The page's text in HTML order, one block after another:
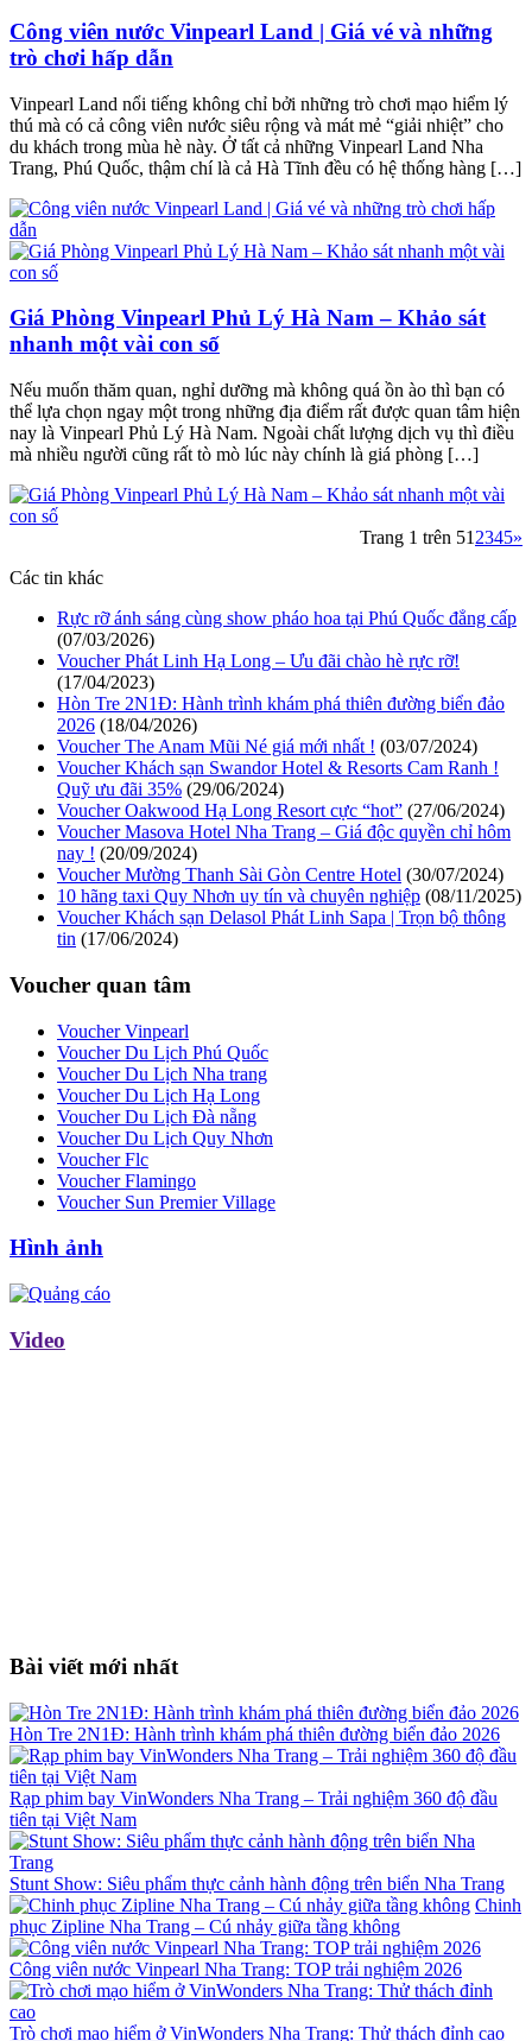
Công viên nước Vinpearl Land | Giá vé và những
trò chơi hấp dẫn
Vinpearl Land nổi tiếng không chỉ bởi những trò chơi mạo hiểm lý
thú mà có cả công viên nước siêu rộng và mát mẻ “giải nhiệt” cho
du khách trong mùa hè này. Ở tất cả những Vinpearl Land Nha
Trang, Phú Quốc, thậm chí là cả Hà Tĩnh đều có hệ thống hàng […]
Giá Phòng Vinpearl Phủ Lý Hà Nam – Khảo sát
nhanh một vài con số
Nếu muốn thăm quan, nghỉ dưỡng mà không quá ồn ào thì bạn có
thể lựa chọn ngay một trong những địa điểm rất được quan tâm hiện
nay là Vinpearl Phủ Lý Hà Nam. Ngoài chất lượng dịch vụ thì điều
mà nhiều người cũng rất tò mò lúc này chính là giá phòng […]
Trang 1 trên 51 2345»
Các tin khác
Rực rỡ ánh sáng cùng show pháo hoa tại Phú Quốc đẳng cấp
(07/03/2026)
Voucher Phát Linh Hạ Long – Ưu đãi chào hè rực rỡ!
(17/04/2023)
Hòn Tre 2N1Đ: Hành trình khám phá thiên đường biển đảo
2026 (18/04/2026)
Voucher The Anam Mũi Né giá mới nhất ! (03/07/2024)
Voucher Khách sạn Swandor Hotel & Resorts Cam Ranh !
Quỹ ưu đãi 35% (29/06/2024)
Voucher Oakwood Hạ Long Resort cực “hot” (27/06/2024)
Voucher Masova Hotel Nha Trang – Giá độc quyền chỉ hôm
nay ! (20/09/2024)
Voucher Mường Thanh Sài Gòn Centre Hotel (30/07/2024)
10 hãng taxi Quy Nhơn uy tín và chuyên nghiệp (08/11/2025)
Voucher Khách sạn Delasol Phát Linh Sapa | Trọn bộ thông
tin (17/06/2024)
Voucher quan tâm
Voucher Vinpearl
Voucher Du Lịch Phú Quốc
Voucher Du Lịch Nha trang
Voucher Du Lịch Hạ Long
Voucher Du Lịch Đà nẵng
Voucher Du Lịch Quy Nhơn
Voucher Flc
Voucher Flamingo
Voucher Sun Premier Village
Hình ảnh
Video
Bài viết mới nhất
Hòn Tre 2N1Đ: Hành trình khám phá thiên đường biển đảo 2026
Rạp phim bay VinWonders Nha Trang – Trải nghiệm 360 độ đầu
tiên tại Việt Nam
Stunt Show: Siêu phẩm thực cảnh hành động trên biển Nha Trang
Chinh
phục Zipline Nha Trang – Cú nhảy giữa tầng không
Công viên nước Vinpearl Nha Trang: TOP trải nghiệm 2026
Trò chơi mạo hiểm ở VinWonders Nha Trang: Thử thách đỉnh cao